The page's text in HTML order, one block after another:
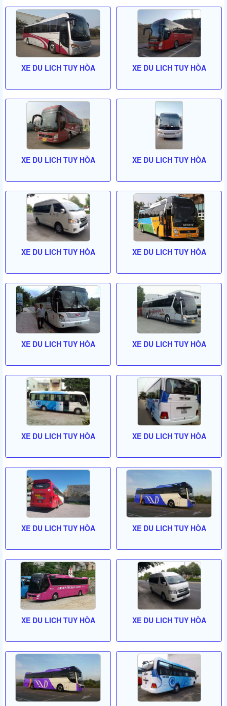
XE DU LICH TUY HÒA XE DU LICH TUY HÒA
XE DU LICH TUY HÒA XE DU LICH TUY HÒA
XE DU LICH TUY HÒA XE DU LICH TUY HÒA
XE DU LICH TUY HÒA XE DU LICH TUY HÒA
XE DU LICH TUY HÒA XE DU LICH TUY HÒA
XE DU LICH TUY HÒA XE DU LICH TUY HÒA
XE DU LICH TUY HÒA XE DU LICH TUY HÒA